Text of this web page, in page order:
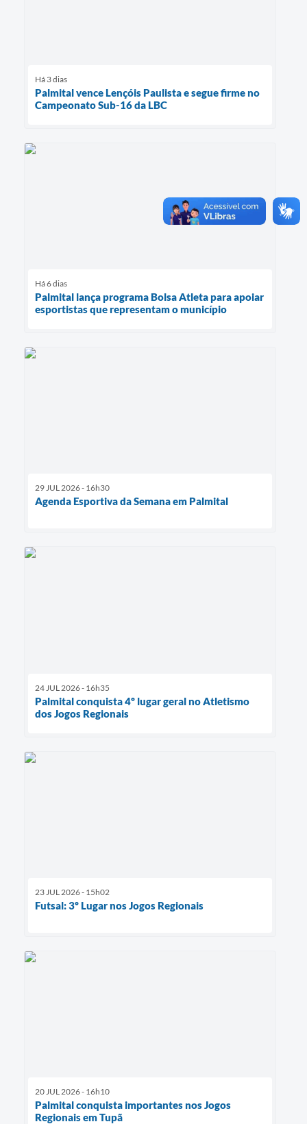
Há 3 dias
Palmital vence Lençóis Paulista e segue firme no
Campeonato Sub-16 da LBC
Há 6 dias
Palmital lança programa Bolsa Atleta para apoiar
esportistas que representam o município
29 JUL 2026 - 16h30
Agenda Esportiva da Semana em Palmital
24 JUL 2026 - 16h35
Palmital conquista 4º lugar geral no Atletismo
dos Jogos Regionais
23 JUL 2026 - 15h02
Futsal: 3º Lugar nos Jogos Regionais
20 JUL 2026 - 16h10
Palmital conquista importantes nos Jogos
Regionais em Tupã